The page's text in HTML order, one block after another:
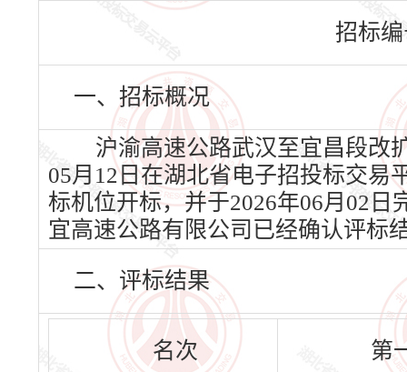
招标编
一、招标概况
沪渝高速公路武汉至宜昌段改
05月12日在湖北省电子招投标交易
标机位开标，并于2026年06月02
宜高速公路有限公司已经确认评标
二、评标结果
名次 第